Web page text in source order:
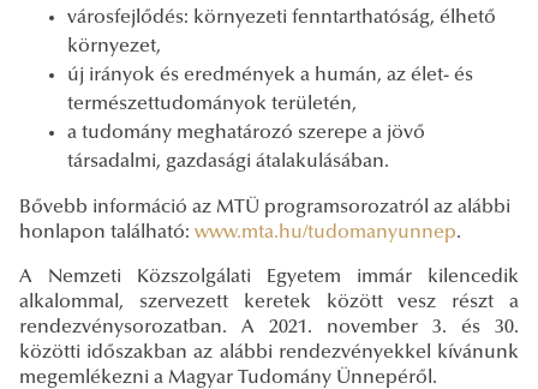
városfejlődés: környezeti fenntarthatóság, élhető
környezet,
új irányok és eredmények a humán, az élet- és
természettudományok területén,
a tudomány meghatározó szerepe a jövő
társadalmi, gazdasági átalakulásában.
Bővebb információ az MTÜ programsorozatról az alábbi
honlapon található: www.mta.hu/tudomanyunnep.
A Nemzeti Közszolgálati Egyetem immár kilencedik
alkalommal, szervezett keretek között vesz részt a
rendezvénysorozatban. A 2021. november 3. és 30.
közötti időszakban az alábbi rendezvényekkel kívánunk
megemlékezni a Magyar Tudomány Ünnepéről.